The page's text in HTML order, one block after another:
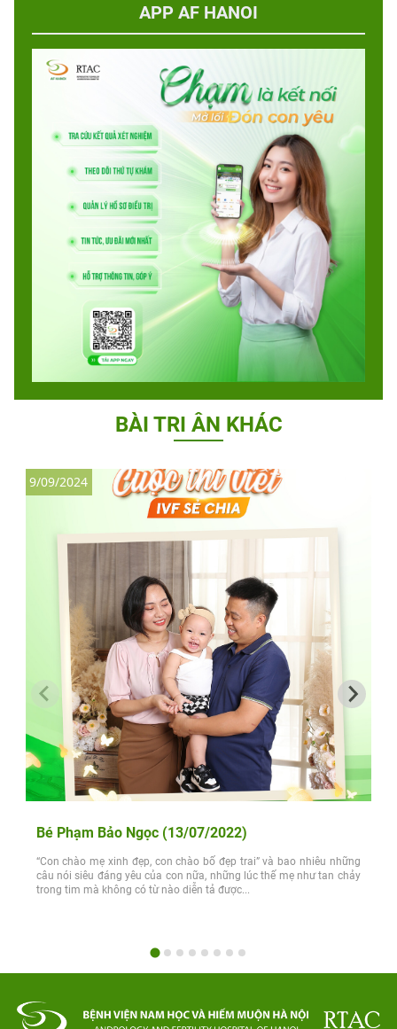
APP AF HANOI
BÀI TRI ÂN KHÁC
Bé Phạm Bảo Ngọc (13/07/2022)
“Con chào mẹ xinh đẹp, con chào bố đẹp trai” và bao nhiêu những
câu nói siêu đáng yêu của con nữa, những lúc thế mẹ như tan chảy
trong tim mà không có từ nào diễn tả được...
9/09/2024